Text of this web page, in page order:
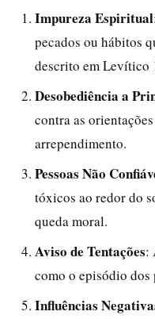
Impureza Espiritual
pecados ou hábitos
descrito em Levítico
Desobediência a
contra as
arrependimento.
Pessoas Não
tóxicos ao redor do
queda moral.
Aviso de Tentações:
como o episódio dos
Influências